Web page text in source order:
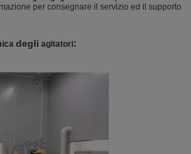
per consegnare il servizio ed il supporto
degli agitatori: